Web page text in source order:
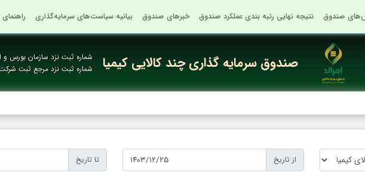
صندوق نتیجه نهایی رتبه بندی عملکرد صندوق خبرهای صندوق بیانیه سیاست‌های سرمایه‌گذاری
صندوق سرمایه گذاری چند کالایی کیمیا شماره ثبت نزد سازمان بورس و
شماره ثبت نزد مرجع ثبت
از تاریخ
تا تاریخ